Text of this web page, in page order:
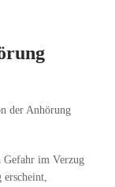
der Anhörung
Gefahr im Verzug
erscheint,